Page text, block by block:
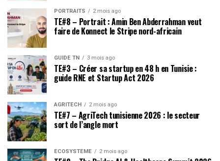
PORTRAITS 2 mois ago
TE#8 – Portrait : Amin Ben Abderrahman veut
faire de Konnect le Stripe nord-africain
GUIDE TN 3 mois ago
TE#3 – Créer sa startup en 48 h en Tunisie :
guide RNE et Startup Act 2026
AGRITECH 2 mois ago
TE#7 – AgriTech tunisienne 2026 : le secteur
sort de l’angle mort
ÉCOSYSTÈME 2 mois ago